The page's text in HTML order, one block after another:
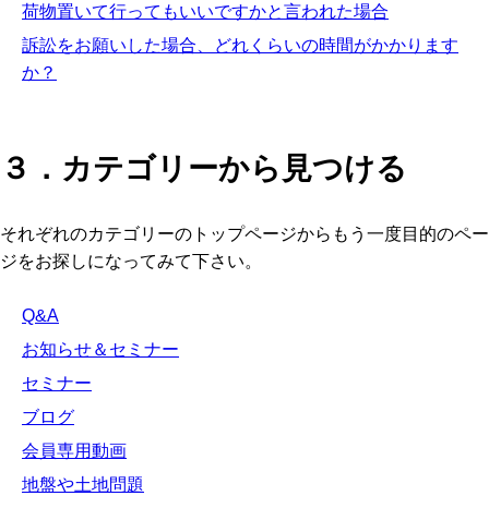
荷物置いて行ってもいいですかと言われた場合
訴訟をお願いした場合、どれくらいの時間がかかります
か？
３．カテゴリーから見つける
それぞれのカテゴリーのトップページからもう一度目的のペー
ジをお探しになってみて下さい。
Q&A
お知らせ＆セミナー
セミナー
ブログ
会員専用動画
地盤や土地問題